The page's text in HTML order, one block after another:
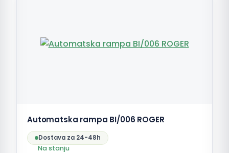
Automatska rampa BI/006 ROGER
Dostava za 24-48h
Na stanju